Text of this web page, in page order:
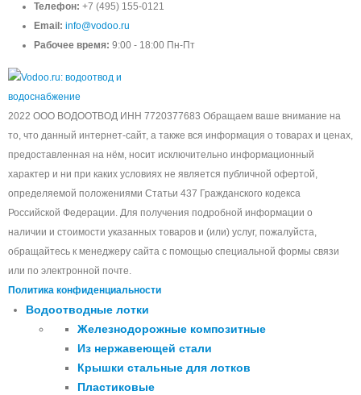
Телефон: +7 (495) 155-0121
Email: info@vodoo.ru
Рабочее время: 9:00 - 18:00 Пн-Пт
2022 ООО ВОДООТВОД ИНН 7720377683 Обращаем ваше внимание на
то, что данный интернет-сайт, а также вся информация о товарах и ценах,
предоставленная на нём, носит исключительно информационный
характер и ни при каких условиях не является публичной офертой,
определяемой положениями Статьи 437 Гражданского кодекса
Российской Федерации. Для получения подробной информации о
наличии и стоимости указанных товаров и (или) услуг, пожалуйста,
обращайтесь к менеджеру сайта с помощью специальной формы связи
или по электронной почте.
Политика конфиденциальности
Водоотводные лотки
Железнодорожные композитные
Из нержавеющей стали
Крышки стальные для лотков
Пластиковые